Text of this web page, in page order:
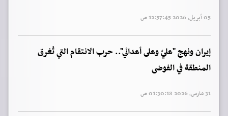
05 أبريل, 2026 12:57:45 ص
إيران ونهج "عليّ وعلى أعدائي".. حرب الانتقام التي تُغرق
المنطقة في الفوضى
31 مارس, 2026 01:30:18 ص